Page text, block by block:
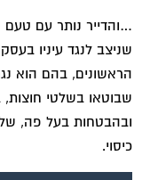
…והדייר נותר עם
שניצב לנגד עיניו
הראשונים, בהם הוא
שבוטאו בשלטי
ובהבטחות בעל פה,
כיסוי.